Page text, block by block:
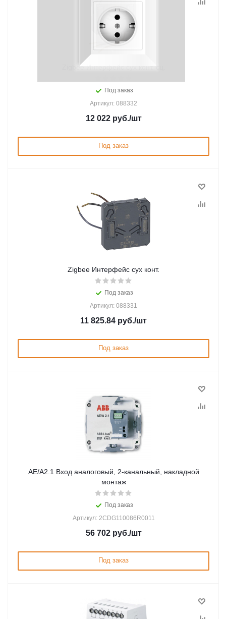
Zigbee Интерфейс сух конт. cц.
Под заказ
Артикул: 088332
12 022руб./шт
Под заказ
Zigbee Интерфейс сух конт.
Под заказ
Артикул: 088331
11 825.84 руб./шт
Под заказ
AE/A2.1 Вход аналоговый, 2-канальный, накладной
монтаж
Под заказ
Артикул: 2CDG110086R0011
56 702руб./шт
Под заказ